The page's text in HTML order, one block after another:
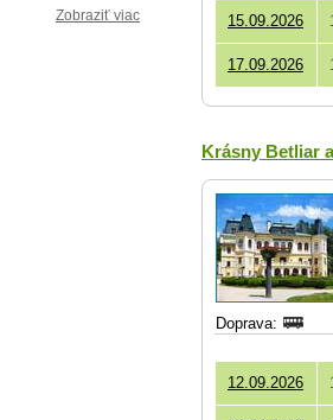
15.09.2026
17.09.2026
Krásny Betliar
Doprava:
12.09.2026
Zobraziť viac